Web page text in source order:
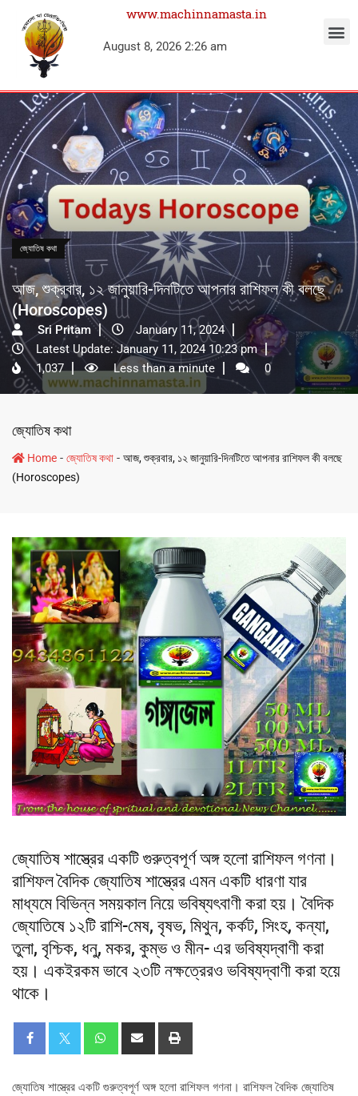
www.machinnamasta.in
August 8, 2026 2:26 am
জ্যোতিষ কথা
আজ, শুক্রবার, ১২ জানুয়ারি-দিনটিতে আপনার রাশিফল কী বলছে
(Horoscopes)
Sri Pritam
January 11, 2024
Latest Update: January 11, 2024 10:23 pm
1,037
Less than a minute 0
জ্যোতিষ কথা
Home - জ্যোতিষ কথা - আজ, শুক্রবার, ১২ জানুয়ারি-দিনটিতে আপনার রাশিফল কী বলছে
(Horoscopes)
জ্যোতিষ শাস্ত্রের একটি গুরুত্বপূর্ণ অঙ্গ হলো রাশিফল গণনা।
রাশিফল বৈদিক জ্যোতিষ শাস্ত্রের এমন একটি ধারণা যার
মাধ্যমে বিভিন্ন সময়কাল নিয়ে ভবিষ্যৎবাণী করা হয়। বৈদিক
জ্যোতিষে ১২টি রাশি-মেষ, বৃষভ, মিথুন, কর্কট, সিংহ, কন্যা,
তুলা, বৃশ্চিক, ধনু, মকর, কুম্ভ ও মীন- এর ভবিষ্যদ্বাণী করা
হয়। একইরকম ভাবে ২৩টি নক্ষত্রেরও ভবিষ্যদ্বাণী করা হয়ে
থাকে।
জ্যোতিষ শাস্ত্রের একটি গুরুত্বপূর্ণ অঙ্গ হলো রাশিফল গণনা। রাশিফল বৈদিক জ্যোতিষ